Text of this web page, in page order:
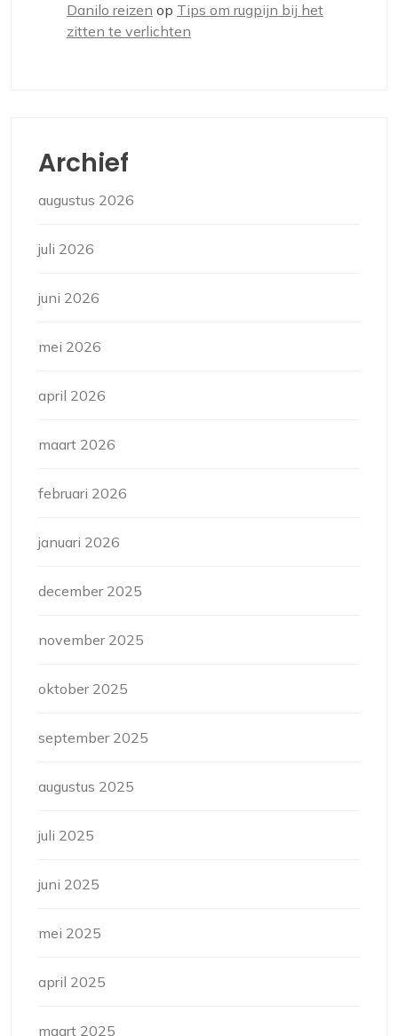
Danilo reizen op Tips om rugpijn bij het
zitten te verlichten
Archief
augustus 2026
juli 2026
juni 2026
mei 2026
april 2026
maart 2026
februari 2026
januari 2026
december 2025
november 2025
oktober 2025
september 2025
augustus 2025
juli 2025
juni 2025
mei 2025
april 2025
maart 2025